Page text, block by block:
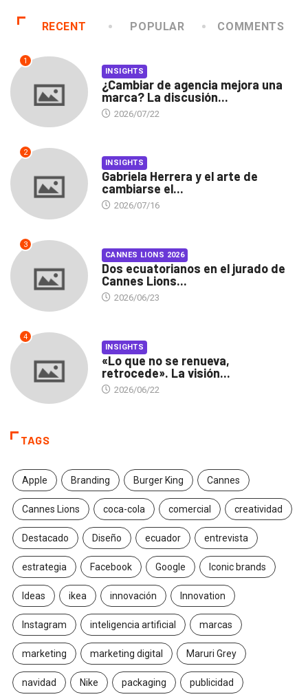
RECENT POPULAR COMMENTS
1
INSIGHTS
¿Cambiar de agencia mejora una
marca? La discusión...
2026/07/22
2
INSIGHTS
Gabriela Herrera y el arte de
cambiarse el...
2026/07/16
3
CANNES LIONS 2026
Dos ecuatorianos en el jurado de
Cannes Lions...
2026/06/23
4
INSIGHTS
«Lo que no se renueva,
retrocede». La visión...
2026/06/22
TAGS
Apple Branding Burger King Cannes
Cannes Lions coca-cola comercial creatividad
Destacado Diseño ecuador entrevista
estrategia Facebook Google Iconic brands
Ideas ikea innovación Innovation
Instagram inteligencia artificial marcas
marketing marketing digital Maruri Grey
navidad Nike packaging publicidad